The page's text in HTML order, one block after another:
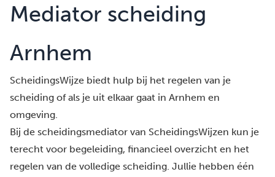
Mediator scheiding
Arnhem
ScheidingsWijze biedt hulp bij het regelen van je
scheiding of als je uit elkaar gaat in Arnhem en
omgeving.
Bij de scheidingsmediator van ScheidingsWijzen kun je
terecht voor begeleiding, financieel overzicht en het
regelen van de volledige scheiding. Jullie hebben één